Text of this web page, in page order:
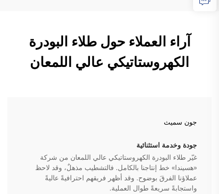
آراء العملاء حول طلاء البودرة
الكهروستاتيكي عالي اللمعان
جون سميث
جودة وخدمة استثنائية
غيّر طلاء البودرة الكهروستاتيكي عالي اللمعان من شركة
«هسيندا» خط إنتاجنا بالكامل. فالتشطيب مذهلٌ، وقد لاحظ
عملاؤنا الفرقَ بوضوح. وقد أظهر فريقهم احترافيةً عاليةً
واستجابةً سريعةً طوال العملية.